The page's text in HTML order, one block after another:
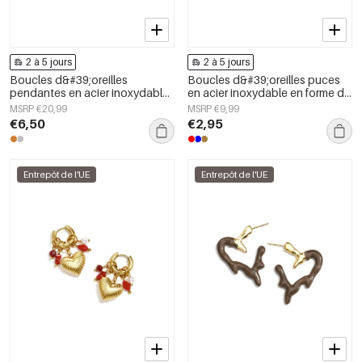
2 à 5 jours
Boucles d&#39;oreilles
pendantes en acier inoxydable,
forme géométrique, collection
simple pour le quotidien, bijoux
pour femmes
MSRP €20,99
€6,50
2 à 5 jours
Boucles d&#39;oreilles puces
en acier inoxydable en forme de
cœur, collection Daily Simple,
bijoux pour femmes
MSRP €9,99
€2,95
Entrepôt de l'UE Entrepôt de l'UE